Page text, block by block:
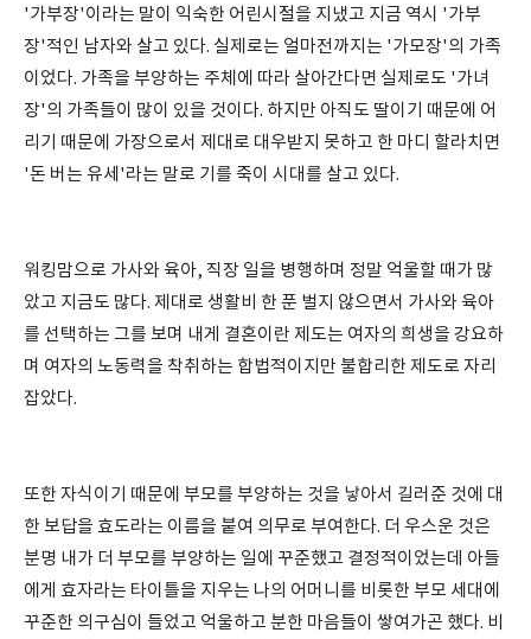
'가부장'이라는 말이 익숙한 어린시절을 지냈고 지금 역시 '가부
장'적인 남자와 살고 있다. 실제로는 얼마전까지는 '가모장'의 가족
이었다. 가족을 부양하는 주체에 따라 살아간다면 실제로도 '가녀
장'의 가족들이 많이 있을 것이다. 하지만 아직도 딸이기 때문에 어
리기 때문에 가장으로서 제대로 대우받지 못하고 한 마디 할라치면
'돈 버는 유세'라는 말로 기를 죽이 시대를 살고 있다.
워킹맘으로 가사와 육아, 직장 일을 병행하며 정말 억울할 때가 많
았고 지금도 많다. 제대로 생활비 한 푼 벌지 않으면서 가사와 육아
를 선택하는 그를 보며 내게 결혼이란 제도는 여자의 희생을 강요하
며 여자의 노동력을 착취하는 합법적이지만 불합리한 제도로 자리
잡았다.
또한 자식이기 때문에 부모를 부양하는 것을 낳아서 길러준 것에 대
한 보답을 효도라는 이름을 붙여 의무로 부여한다. 더 우스운 것은
분명 내가 더 부모를 부양하는 일에 꾸준했고 결정적이었는데 아들
에게 효자라는 타이틀을 지우는 나의 어머니를 비롯한 부모 세대에
꾸준한 의구심이 들었고 억울하고 분한 마음들이 쌓여가곤 했다. 비